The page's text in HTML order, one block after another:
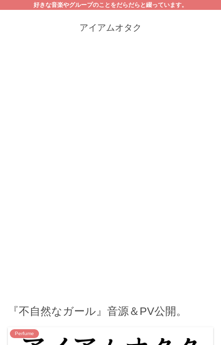
好きな音楽やグループのことをだらだらと綴っています。
アイアムオタク
『不自然なガール』音源＆PV公開。
Perfume